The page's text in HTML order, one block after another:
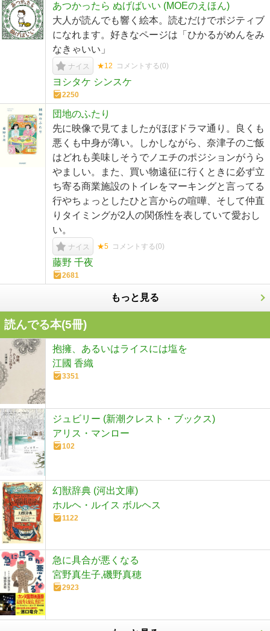
あつかったら ぬげばいい (MOEのえほん)
大人が読んでも響く絵本。読むだけでポジティブ
になれます。好きなページは「ひかるがめんをみ
なきゃいい」
ナイス ★12 コメントする(0)
ヨシタケ シンスケ
2250
団地のふたり
先に映像で見てましたがほぼドラマ通り。良くも
悪くも中身が薄い。しかしながら、奈津子のご飯
はどれも美味しそうでノエチのポジションがうら
やましい。また、買い物遠征に行くときに必ず立
ち寄る商業施設のトイレをマーキングと言ってる
行やちょっとしたひと言からの喧嘩、そして仲直
りタイミングが2人の関係性を表していて愛おし
い。
ナイス ★5 コメントする(0)
藤野 千夜
2681
もっと見る
読んでる本(5冊)
抱擁、あるいはライスには塩を
江國 香織
3351
ジュビリー (新潮クレスト・ブックス)
アリス・マンロー
102
幻獣辞典 (河出文庫)
ホルヘ・ルイス ボルヘス
1122
急に具合が悪くなる
宮野真生子,磯野真穂
2923